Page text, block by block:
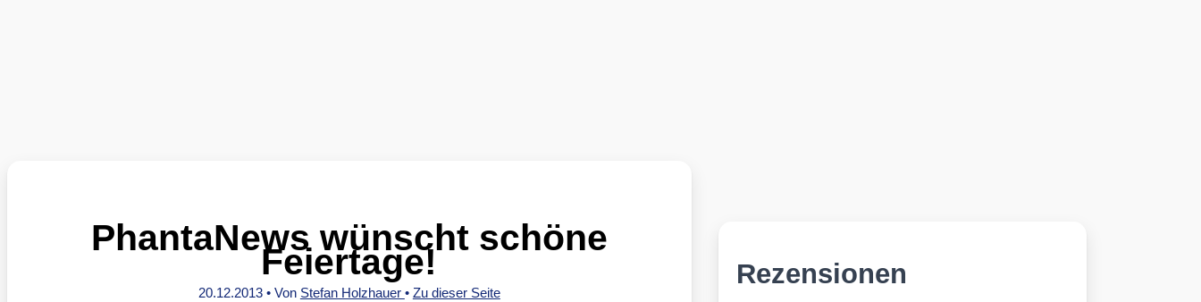
PhantaNews wünscht schöne
Feiertage!
20.12.2013 • Von Stefan Holzhauer • Zu dieser Seite
Rezensionen